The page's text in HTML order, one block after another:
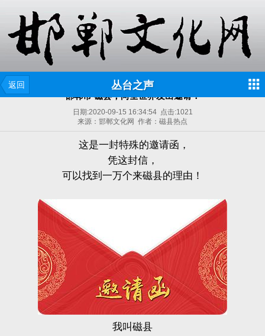
返回 丛台之声
邯郸市 磁县，向全世界发出邀请！
日期:2020-09-15 16:34:54点击:1021
来源：邯郸文化网 作者：磁县热点
这是一封特殊的邀请函，
凭这封信，
可以找到一万个来磁县的理由！
我叫磁县